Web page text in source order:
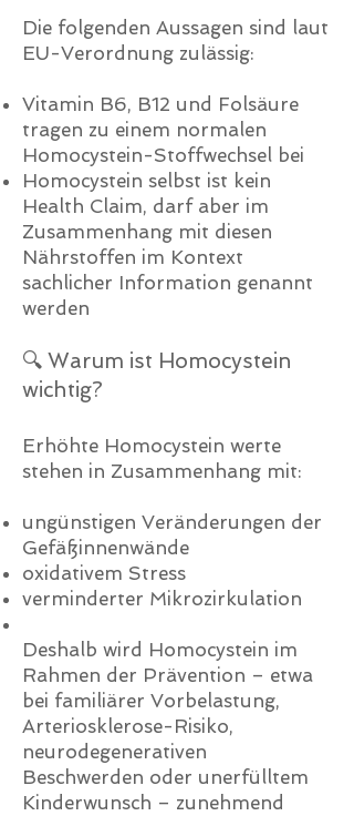
Die folgenden Aussagen sind laut
EU-Verordnung zulässig:
Vitamin B6, B12 und Folsäure
tragen zu einem normalen
Homocystein-Stoffwechsel bei
Homocystein selbst ist kein
Health Claim, darf aber im
Zusammenhang mit diesen
Nährstoffen im Kontext
sachlicher Information genannt
werden
🔍 Warum ist Homocystein
wichtig?
Erhöhte Homocystein werte
stehen in Zusammenhang mit:
ungünstigen Veränderungen der
Gefäßinnenwände
oxidativem Stress
verminderter Mikrozirkulation
Deshalb wird Homocystein im
Rahmen der Prävention – etwa
bei familiärer Vorbelastung,
Arteriosklerose-Risiko,
neurodegenerativen
Beschwerden oder unerfülltem
Kinderwunsch – zunehmend